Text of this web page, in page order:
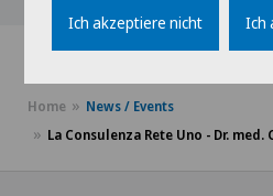
Home
News / Events
La Consulenza Rete Uno - Dr.
Ich akzeptiere nicht Ich